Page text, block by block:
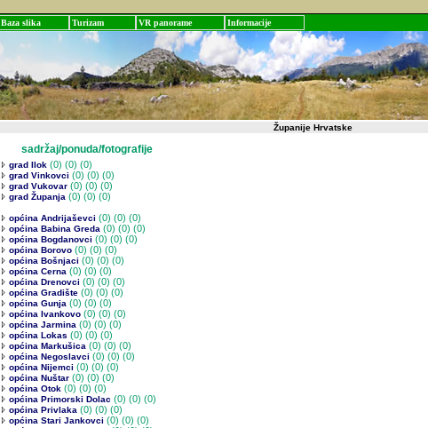
Baza slika Turizam VR panorame Informacije
Županije Hrvatske
sadržaj/ponuda/fotografije
grad Ilok (0) (0) (0)
grad Vinkovci (0) (0) (0)
grad Vukovar (0) (0) (0)
grad Županja (0) (0) (0)
općina Andrijaševci (0) (0) (0)
općina Babina Greda (0) (0) (0)
općina Bogdanovci (0) (0) (0)
općina Borovo (0) (0) (0)
općina Bošnjaci (0) (0) (0)
općina Cerna (0) (0) (0)
općina Drenovci (0) (0) (0)
općina Gradište (0) (0) (0)
općina Gunja (0) (0) (0)
općina Ivankovo (0) (0) (0)
općina Jarmina (0) (0) (0)
općina Lokas (0) (0) (0)
općina Markušica (0) (0) (0)
općina Negoslavci (0) (0) (0)
općina Nijemci (0) (0) (0)
općina Nuštar (0) (0) (0)
općina Otok (0) (0) (0)
općina Primorski Dolac (0) (0) (0)
općina Privlaka (0) (0) (0)
općina Stari Jankovci (0) (0) (0)